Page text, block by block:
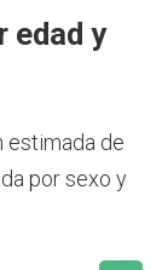
edad y
estimada de
por sexo y